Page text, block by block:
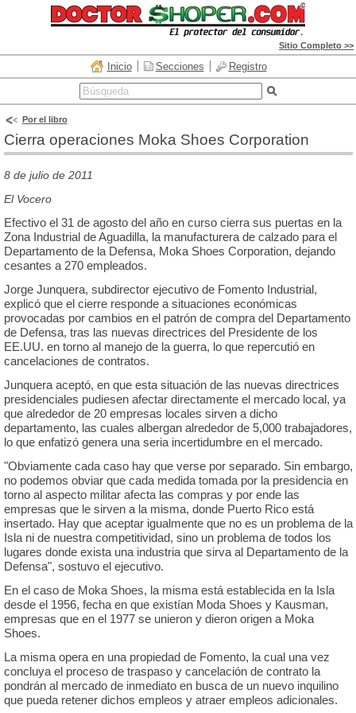
Sitio Completo >>
Inicio Secciones Registro
Por el libro
Cierra operaciones Moka Shoes Corporation
8 de julio de 2011
El Vocero
Efectivo el 31 de agosto del año en curso cierra sus puertas en la
Zona Industrial de Aguadilla, la manufacturera de calzado para el
Departamento de la Defensa, Moka Shoes Corporation, dejando
cesantes a 270 empleados.
Jorge Junquera, subdirector ejecutivo de Fomento Industrial,
explicó que el cierre responde a situaciones económicas
provocadas por cambios en el patrón de compra del Departamento
de Defensa, tras las nuevas directrices del Presidente de los
EE.UU. en torno al manejo de la guerra, lo que repercutió en
cancelaciones de contratos.
Junquera aceptó, en que esta situación de las nuevas directrices
presidenciales pudiesen afectar directamente el mercado local, ya
que alrededor de 20 empresas locales sirven a dicho
departamento, las cuales albergan alrededor de 5,000 trabajadores,
lo que enfatizó genera una seria incertidumbre en el mercado.
"Obviamente cada caso hay que verse por separado. Sin embargo,
no podemos obviar que cada medida tomada por la presidencia en
torno al aspecto militar afecta las compras y por ende las
empresas que le sirven a la misma, donde Puerto Rico está
insertado. Hay que aceptar igualmente que no es un problema de la
Isla ni de nuestra competitividad, sino un problema de todos los
lugares donde exista una industria que sirva al Departamento de la
Defensa", sostuvo el ejecutivo.
En el caso de Moka Shoes, la misma está establecida en la Isla
desde el 1956, fecha en que existían Moda Shoes y Kausman,
empresas que en el 1977 se unieron y dieron origen a Moka
Shoes.
La misma opera en una propiedad de Fomento, la cual una vez
concluya el proceso de traspaso y cancelación de contrato la
pondrán al mercado de inmediato en busca de un nuevo inquilino
que pueda retener dichos empleos y atraer empleos adicionales.